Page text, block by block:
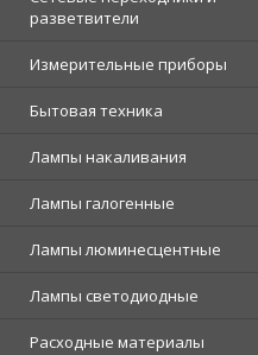
разветвители
Измерительные приборы
Бытовая техника
Лампы накаливания
Лампы галогенные
Лампы люминесцентные
Лампы светодиодные
Расходные материалы